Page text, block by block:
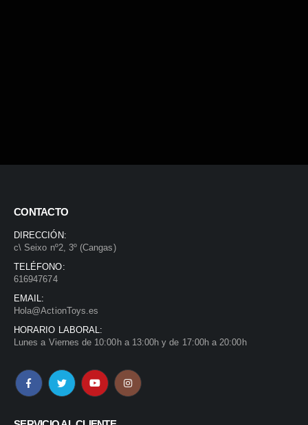
CONTACTO
DIRECCIÓN:
c\ Seixo nº2, 3º (Cangas)
TELÉFONO:
616947674
EMAIL:
Hola@ActionToys.es
HORARIO LABORAL:
Lunes a Viernes de 10:00h a 13:00h y de 17:00h a 20:00h